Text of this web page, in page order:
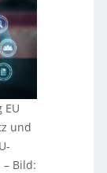
und
– Bild: